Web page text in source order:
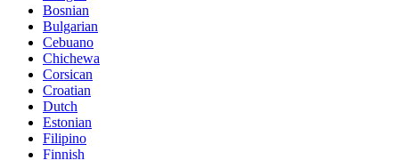
Bosnian
Bulgarian
Cebuano
Chichewa
Corsican
Croatian
Dutch
Estonian
Filipino
Finnish